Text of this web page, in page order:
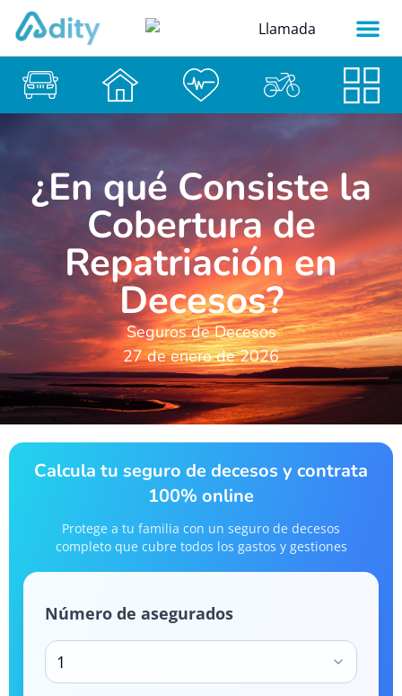
¿En qué Consiste la
Cobertura de
Repatriación en
Decesos?
Seguros de Decesos
27 de enero de 2026
Calcula tu seguro de decesos y contrata
100% online
Protege a tu familia con un seguro de decesos
completo que cubre todos los gastos y gestiones
Número de asegurados
1